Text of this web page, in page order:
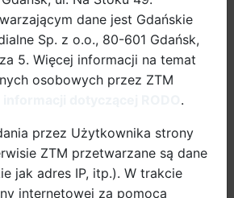
Gdańska”!
Elektryk –
września
dopłat
zakupu
zamów
stojak
dróg
rowerowych
wokół
ronda
Ofiar
Katynia.
wygodniej
i
Rowerem
przez
Tak!
Będziemy
odśnieżać
ponad
dane jest Gdańskie
Sp. z o.o., 80-601 Gdańsk,
5. Więcej informacji na temat
osobowych przez ZTM
.
przez Użytkownika strony
ZTM przetwarzane są dane
jak adres IP, itp.). W trakcie
internetowej za pomocą